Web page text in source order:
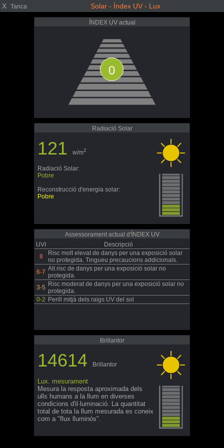
X Tanca Solar - Índex UV - Lux
ÍNDEX UV actual
0
Radiació Solar
121 w/m2
Radiació Solar:
Pobre
Reconstrucció d'energia solar:
Pobre
Assessorament actual d'ÍNDEX UV
UVI
Descripció
8
Risc molt elevat de danys per una exposició solar
no protegida. Tingueu precaucions addicionals.
6-7 Alt risc de danys per una exposició solar no
protegida.
3-5 Risc moderat de danys per una exposició solar no
protegida.
0-2 Perill mitjà dels raigs UV del sol
Brillantor
14614 Brillantor
Lux. mesurament
Mesura la resposta aproximada dels
ulls humans a la llum en diverses
condicions d'il·luminació. La quantitat
total de tota la llum mesurada es coneix
com a "flux lluminós".